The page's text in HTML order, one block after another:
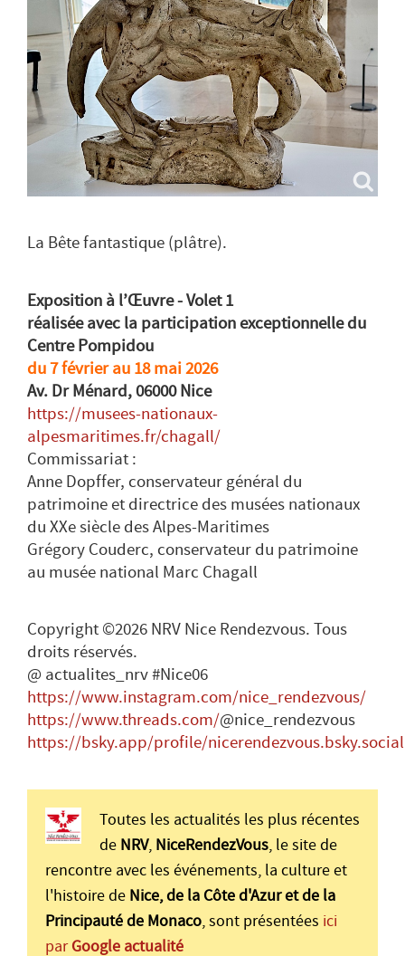
La Bête fantastique (plâtre).
Exposition à l’Œuvre - Volet 1
réalisée avec la participation exceptionnelle du
Centre Pompidou
du 7 février au 18 mai 2026
Av. Dr Ménard, 06000 Nice
https://musees-nationaux-
alpesmaritimes.fr/chagall/
Commissariat :
Anne Dopffer, conservateur général du
patrimoine et directrice des musées nationaux
du XXe siècle des Alpes-Maritimes
Grégory Couderc, conservateur du patrimoine
au musée national Marc Chagall
Copyright ©2026 NRV Nice Rendezvous. Tous
droits réservés.
@ actualites_nrv #Nice06
https://www.instagram.com/nice_rendezvous/
https://www.threads.com/@nice_rendezvous
https://bsky.app/profile/nicerendezvous.bsky.social
Toutes les actualités les plus récentes
de NRV, NiceRendezVous, le site de
rencontre avec les événements, la culture et
l'histoire de Nice, de la Côte d'Azur et de la
Principauté de Monaco, sont présentées ici
par Google actualité